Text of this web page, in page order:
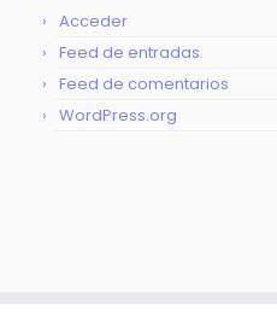
Acceder
Feed de entradas
Feed de comentarios
WordPress.org